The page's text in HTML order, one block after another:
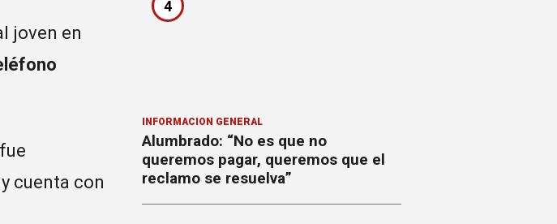
joven en
y cuenta con
4
INFORMACION GENERAL
Alumbrado: “No es que no
queremos pagar, queremos que el
reclamo se resuelva”